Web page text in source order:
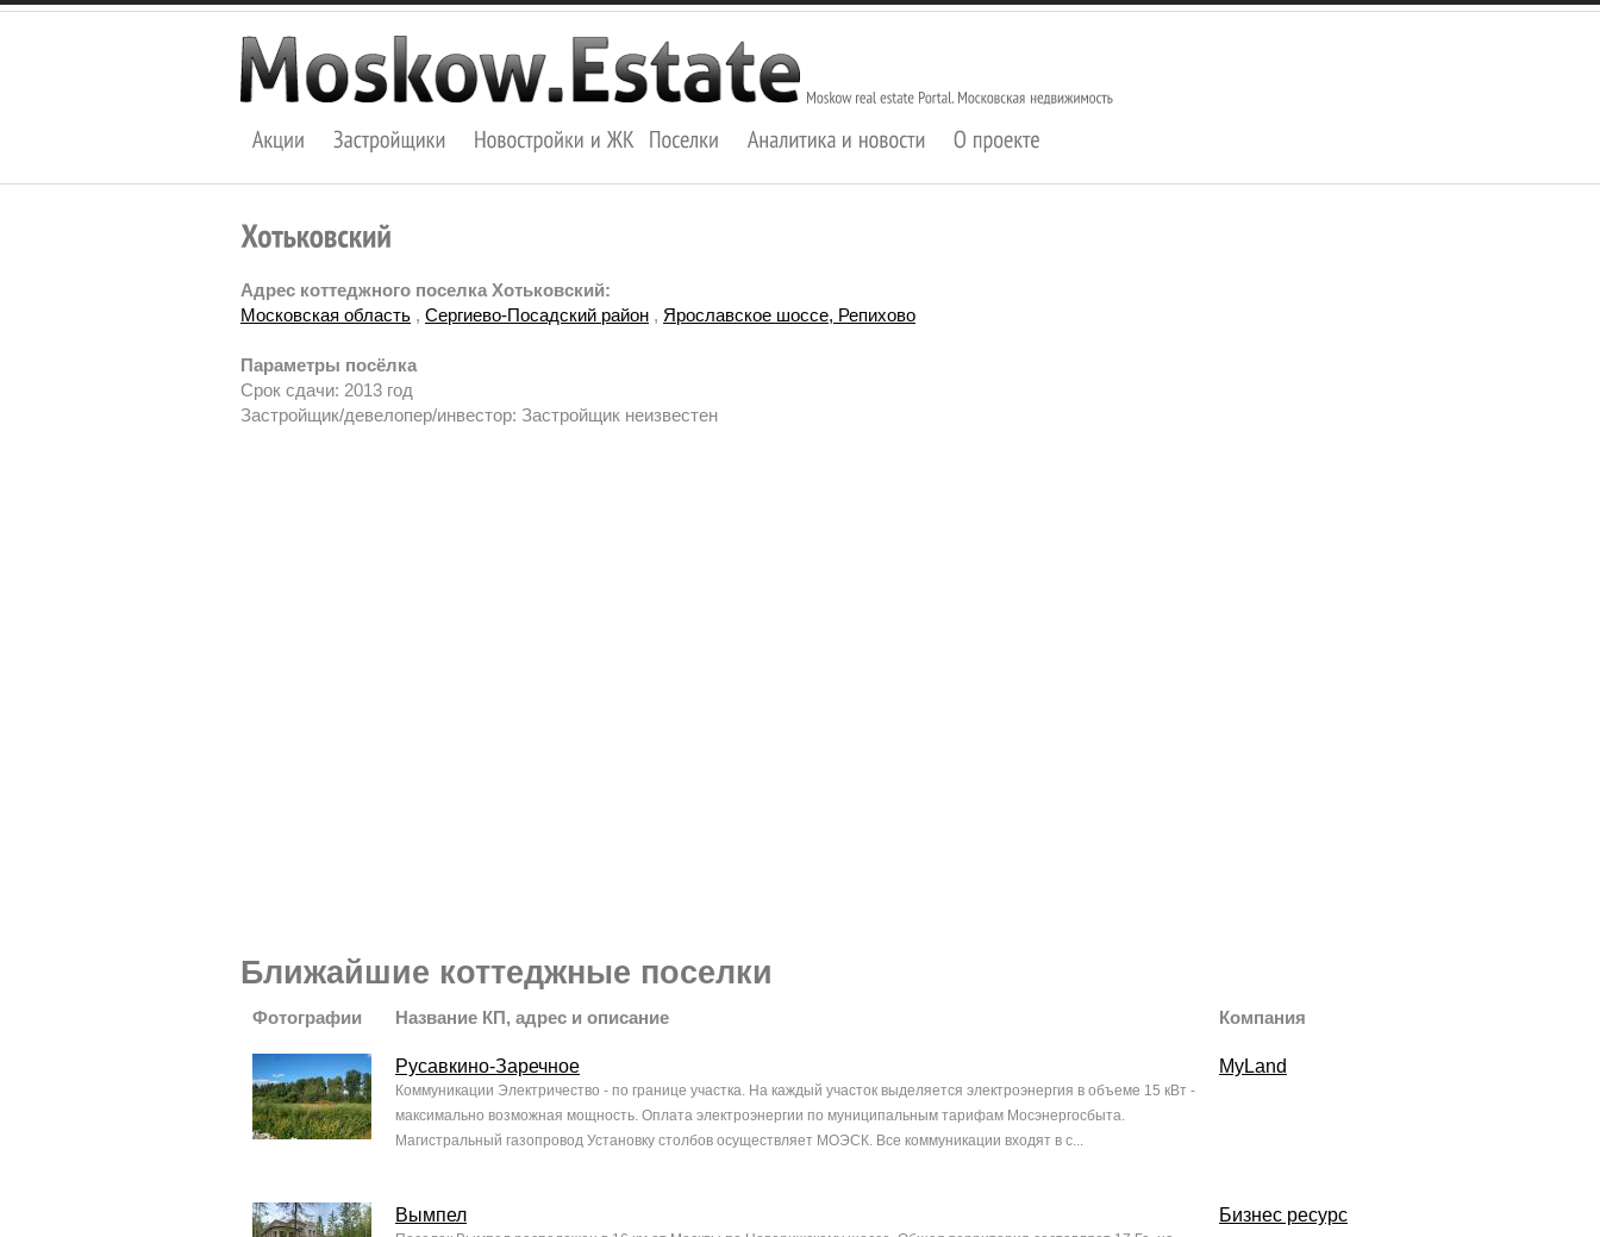
Адрес коттеджного поселка Хотьковский:
Московская область , Сергиево-Посадский район , Ярославское шоссе, Репихово
Параметры посёлка
Срок сдачи: 2013 год
Застройщик/девелопер/инвестор: Застройщик неизвестен
Ближайшие коттеджные поселки
Фотографии Название КП, адрес и описание Компания
Русавкино-Заречное
Коммуникации Электричество - по границе участка. На каждый участок выделяется электроэнергия в объеме 15 кВт -
максимально возможная мощность. Оплата электроэнергии по муниципальным тарифам Мосэнергосбыта.
Магистральный газопровод Установку столбов осуществляет МОЭСК. Все коммуникации входят в с...
MyLand
Вымпел Бизнес ресурс